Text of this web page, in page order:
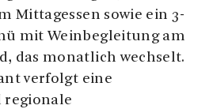
Mittagessen sowie ein 3-
mit Weinbegleitung am
das monatlich wechselt.
verfolgt eine
regionale